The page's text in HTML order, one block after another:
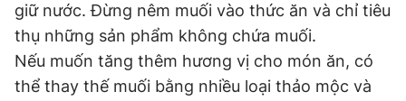
giữ nước. Đừng nêm muối vào thức ăn và chỉ tiêu
thụ những sản phẩm không chứa muối.
Nếu muốn tăng thêm hương vị cho món ăn, có
thể thay thế muối bằng nhiều loại thảo mộc và